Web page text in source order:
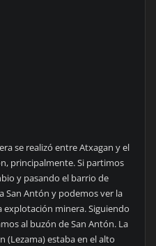
se realizó entre Atxagan y el
principalmente. Si partimos
y pasando el barrio de
San Antón y podemos ver la
explotación minera. Siguiendo
al buzón de San Antón. La
(Lezama) estaba en el alto